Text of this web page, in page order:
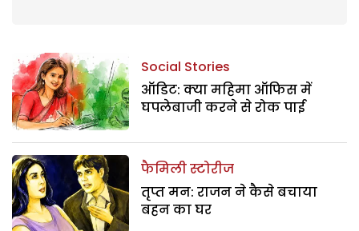
Social Stories
ऑडिट: क्या महिमा ऑफिस में
घपलेबाजी करने से रोक पाई
फैमिली स्टोरीज
तृप्त मन: राजन ने कैसे बचाया
बहन का घर